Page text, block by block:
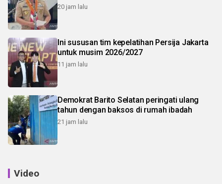
20 jam lalu
Ini sususan tim kepelatihan Persija Jakarta
untuk musim 2026/2027
11 jam lalu
Demokrat Barito Selatan peringati ulang
tahun dengan baksos di rumah ibadah
21 jam lalu
Video